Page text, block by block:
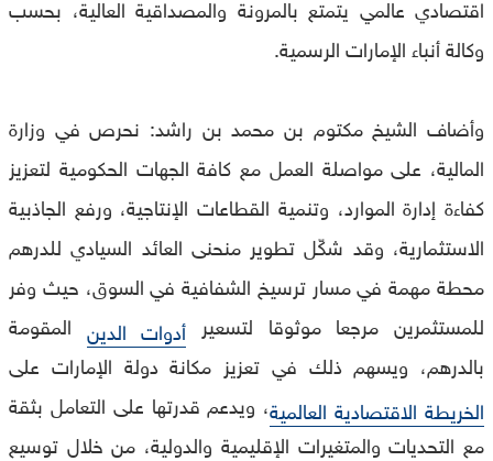
اقتصادي عالمي يتمتع بالمرونة والمصداقية العالية، بحسب
وكالة أنباء الإمارات الرسمية.
وأضاف الشيخ مكتوم بن محمد بن راشد: نحرص في وزارة
المالية، على مواصلة العمل مع كافة الجهات الحكومية لتعزيز
كفاءة إدارة الموارد، وتنمية القطاعات الإنتاجية، ورفع الجاذبية
الاستثمارية، وقد شكّل تطوير منحنى العائد السيادي للدرهم
محطة مهمة في مسار ترسيخ الشفافية في السوق، حيث وفر
للمستثمرين مرجعا موثوقا لتسعير أدوات الدين المقومة
بالدرهم، ويسهم ذلك في تعزيز مكانة دولة الإمارات على
الخريطة الاقتصادية العالمية، ويدعم قدرتها على التعامل بثقة
مع التحديات والمتغيرات الإقليمية والدولية، من خلال توسيع